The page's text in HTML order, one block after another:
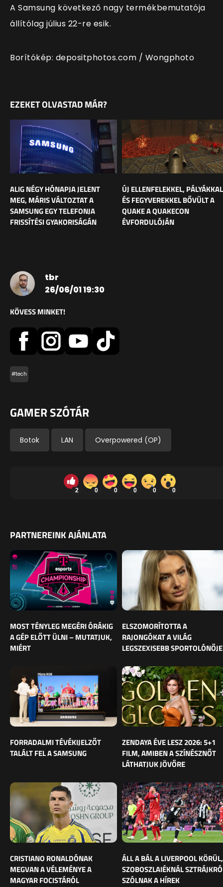
A Samsung következő nagy termékbemutatója
állítólag július 22-re esik.
Borítókép: depositphotos.com / Wongphoto
EZEKET OLVASTAD MÁR?
ALIG NÉGY HÓNAPJA JELENT
MEG, MÁRIS VÁLTOZTAT A
SAMSUNG EGY TELEFONJA
FRISSÍTÉSI GYAKORISÁGÁN
ÚJ ELLENFELEKKEL, PÁLYÁKKAL
ÉS FEGYVEREKKEL BŐVÜLT A
QUAKE A QUAKECON
ÉVFORDULÓJÁN
tbr
26/06/01 19:30
KÖVESS MINKET!
#tech
GAMER SZÓTÁR
Botok LAN Overpowered (OP)
2 0 0 0 0 0
PARTNEREINK AJÁNLATA
MOST TÉNYLEG MEGÉRI ÓRÁKIG
A GÉP ELŐTT ÜLNI – MUTATJUK,
MIÉRT
ELSZOMORÍTOTTA A
RAJONGÓKAT A VILÁG
LEGSZEXISEBB SPORTOLÓNŐJE
FORRADALMI TÉVÉKIJELZŐT
TALÁLT FEL A SAMSUNG
ZENDAYA ÉVE LESZ 2026: 5+1
FILM, AMIBEN A SZÍNÉSZNŐT
LÁTHATJUK JÖVŐRE
CRISTIANO RONALDÓNAK
MEGVAN A VÉLEMÉNYE A
MAGYAR FOCISTÁRÓL
ÁLL A BÁL A LIVERPOOL KÖRÜL,
SZOBOSZLAIÉKNÁL
SZÓLNAK A HÍREK